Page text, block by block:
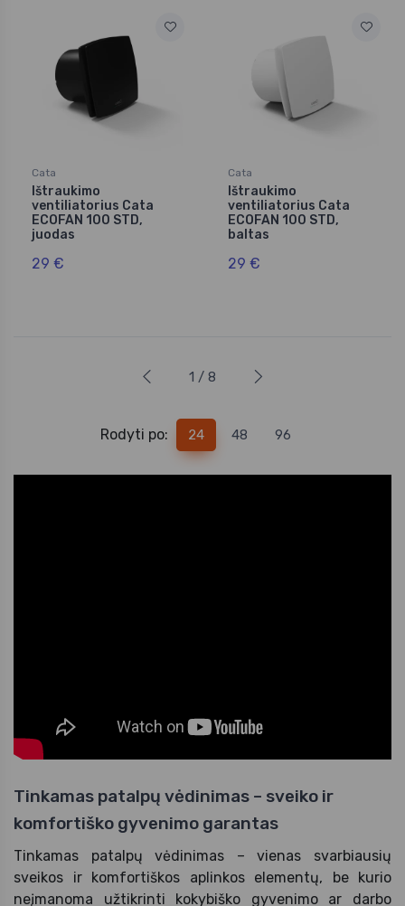
Cata
Ištraukimo
ventiliatorius Cata
ECOFAN 100 STD,
juodas
29 €
Cata
Ištraukimo
ventiliatorius Cata
ECOFAN 100 STD,
baltas
29 €
1 / 8
Rodyti po: 24 48 96
Tinkamas patalpų vėdinimas – sveiko ir
komfortiško gyvenimo garantas
Tinkamas patalpų vėdinimas – vienas svarbiausių
sveikos ir komfortiškos aplinkos elementų, be kurio
neįmanoma užtikrinti kokybiško gyvenimo ar darbo